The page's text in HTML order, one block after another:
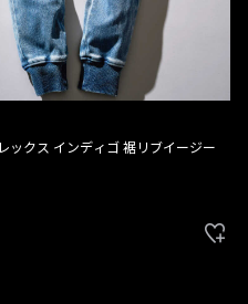
ックス インディゴ 裾リブイージー